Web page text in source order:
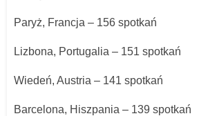
Paryż, Francja – 156 spotkań
Lizbona, Portugalia – 151 spotkań
Wiedeń, Austria – 141 spotkań
Barcelona, Hiszpania – 139 spotkań